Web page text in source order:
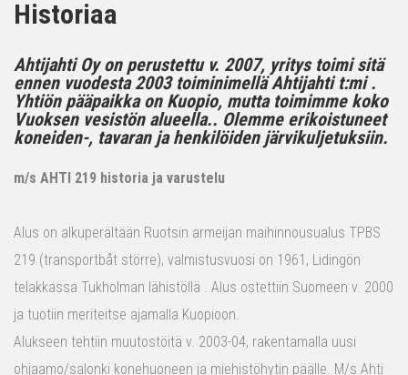
Historiaa
Ahtijahti Oy on perustettu v. 2007, yritys toimi sitä
ennen vuodesta 2003 toiminimellä Ahtijahti t:mi .
Yhtiön pääpaikka on Kuopio, mutta toimimme koko
Vuoksen vesistön alueella.. Olemme erikoistuneet
koneiden-, tavaran ja henkilöiden järvikuljetuksiin.
m/s AHTI 219 historia ja varustelu
Alus on alkuperältään Ruotsin armeijan maihinnousualus TPBS
219 (transportbåt större), valmistusvuosi on 1961, Lidingön
telakkassa Tukholman lähistöllä . Alus ostettiin Suomeen v. 2000
ja tuotiin meriteitse ajamalla Kuopioon.
Alukseen tehtiin muutostöitä v. 2003-04, rakentamalla uusi
ohjaamo/salonki konehuoneen ja miehistöhytin päälle. M/s Ahti